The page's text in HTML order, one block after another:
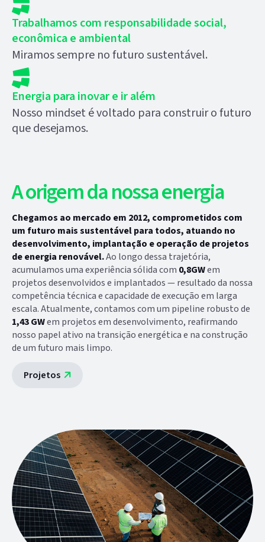
Trabalhamos com responsabilidade social,
econômica e ambiental
Miramos sempre no futuro sustentável.
Energia para inovar e ir além
Nosso mindset é voltado para construir o futuro
que desejamos.
A origem da nossa energia
Chegamos ao mercado em 2012, comprometidos com
um futuro mais sustentável para todos, atuando no
desenvolvimento, implantação e operação de projetos
de energia renovável.Ao longo dessa trajetória,
acumulamos uma experiência sólida com 0,8GWem
projetos desenvolvidos e implantados — resultado da nossa
competência técnica e capacidade de execução em larga
escala. Atualmente, contamos com um pipeline robusto de
1,43 GWem projetos em desenvolvimento, reafirmando
nosso papel ativo na transição energética e na construção
de um futuro mais limpo.
Projetos